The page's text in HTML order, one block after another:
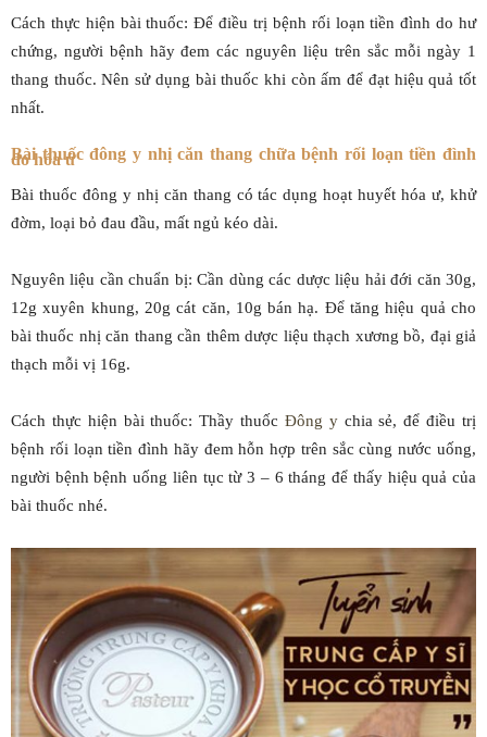
Cách thực hiện bài thuốc: Để điều trị bệnh rối loạn tiền đình do hư
chứng, người bệnh hãy đem các nguyên liệu trên sắc mỗi ngày 1
thang thuốc. Nên sử dụng bài thuốc khi còn ấm để đạt hiệu quả tốt
nhất.
Bài thuốc đông y nhị căn thang chữa bệnh rối loạn tiền đình
do hóa ứ
Bài thuốc đông y nhị căn thang có tác dụng hoạt huyết hóa ư, khử
đờm, loại bỏ đau đầu, mất ngủ kéo dài.
Nguyên liệu cần chuẩn bị: Cần dùng các dược liệu hải đới căn 30g,
12g xuyên khung, 20g cát căn, 10g bán hạ. Để tăng hiệu quả cho
bài thuốc nhị căn thang cần thêm dược liệu thạch xương bồ, đại giả
thạch mỗi vị 16g.
Cách thực hiện bài thuốc: Thầy thuốc Đông ychia sẻ, để điều trị
bệnh rối loạn tiền đình hãy đem hỗn hợp trên sắc cùng nước uống,
người bệnh bệnh uống liên tục từ 3 – 6 tháng để thấy hiệu quả của
bài thuốc nhé.